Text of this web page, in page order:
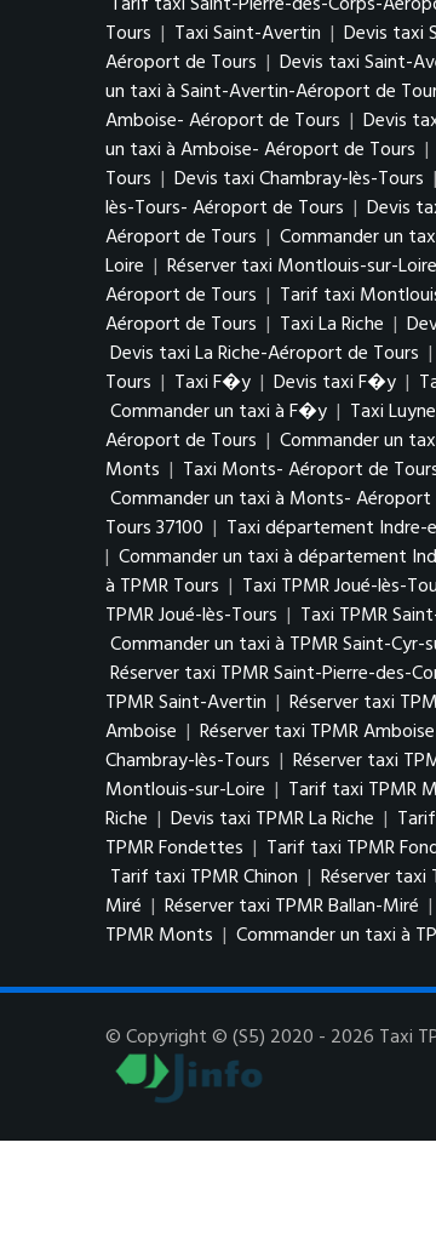
Tours | Taxi Saint-Avertin | Devis taxi
Aéroport de Tours | Devis taxi Saint-
un taxi à Saint-Avertin-Aéroport de
Amboise- Aéroport de Tours | Devis
un taxi à Amboise- Aéroport de Tours |
Tours | Devis taxi Chambray-lès-Tours |
lès-Tours- Aéroport de Tours | Devis
Aéroport de Tours | Commander un
Loire | Réserver taxi Montlouis-sur-Loire
Aéroport de Tours | Tarif taxi
Aéroport de Tours | Taxi La Riche |
Devis taxi La Riche-Aéroport de Tours |
Tours | Taxi F�y | Devis taxi F�y |
Commander un taxi à F�y | Taxi
Aéroport de Tours | Commander un
Monts | Taxi Monts- Aéroport de
Commander un taxi à Monts- Aéroport
Tours 37100 | Taxi département Indre-
| Commander un taxi à département
à TPMR Tours | Taxi TPMR Joué-lès-
TPMR Joué-lès-Tours | Taxi TPMR
Commander un taxi à TPMR Saint-Cyr-
Réserver taxi TPMR Saint-Pierre-des-
TPMR Saint-Avertin | Réserver taxi
Amboise | Réserver taxi TPMR Amboise
Chambray-lès-Tours | Réserver taxi
Montlouis-sur-Loire | Tarif taxi TPMR
Riche | Devis taxi TPMR La Riche |
TPMR Fondettes | Tarif taxi TPMR
Tarif taxi TPMR Chinon | Réserver taxi
Miré | Réserver taxi TPMR Ballan-Miré |
TPMR Monts | Commander un taxi à
© Copyright © (S5) 2020 - 2026 Taxi